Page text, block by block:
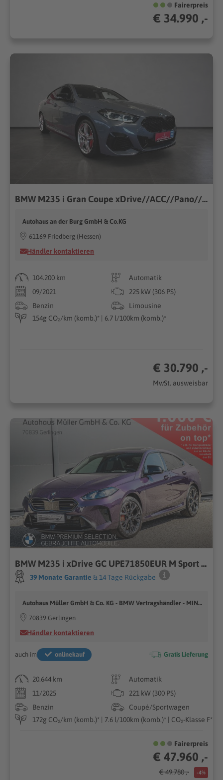
Fairerpreis
€ 34.990 ,-
BMW M235 i Gran Coupe xDrive//ACC//Pano//Keyless
Autohaus an der Burg GmbH & Co.KG
61169 Friedberg (Hessen)
Händler kontaktieren
104.200 km
Automatik
09/2021
225 kW (306 PS)
Benzin
Limousine
154g CO₂/km (komb.)* | 6.7 l/100km (komb.)*
€ 30.790 ,-
MwSt. ausweisbar
BMW M235 i xDrive GC UPE71850EUR M Sport Pro GSD AHK ACC
39 Monate Garantie & 14 Tage Rückgabe
Autohaus Müller GmbH & Co. KG - BMW Vertragshändler - MINI Vertragshändler
70839 Gerlingen
Händler kontaktieren
auch im onlinekauf Gratis Lieferung
20.644 km
Automatik
11/2025
221 kW (300 PS)
Benzin
Coupé/Sportwagen
172g CO₂/km (komb.)* | 7.6 l/100km (komb.)* | CO₂-Klasse F*
Fairerpreis
€ 47.960 ,-
€ 49.780 ,- -4%